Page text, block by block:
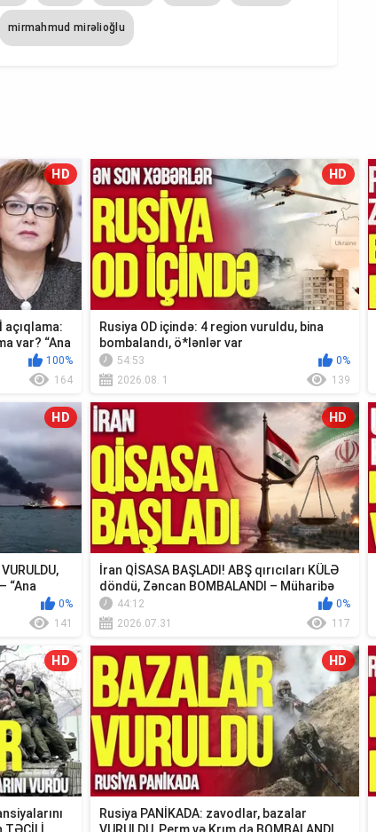
mirmahmud mirəlioğlu
HD
açıqlama:
var? “Ana
100%
164
HD
Rusiya OD içində: 4 region vuruldu, bina
bombalandı, ö*lənlər var
54:53
0%
2026.08. 1
139
HD
“Ana
0%
141
HD
İran QİSASA BAŞLADI! ABŞ qırıcıları KÜLƏ
döndü, Zəncan BOMBALANDI – Müharibə
xəbər...
44:12
0%
2026.07.31
117
HD HD
Rusiya PANİKADA: zavodlar, bazalar